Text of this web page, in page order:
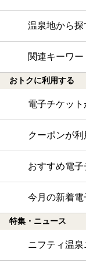
温泉地から探
関連キーワ
おトクに利用する
電子チケッ
クーポンが
おすすめ電
今月の新着
特集・ニュース
ニフティ温泉